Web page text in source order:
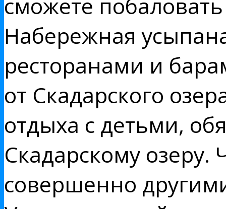
Набережная
ресторанами и
от Скадарского
отдыха с детьми,
Скадарскому озеру.
совершенно